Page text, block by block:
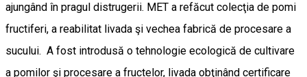
ajungând în pragul distrugerii. MET a refăcut colecţia de pomi
fructiferi, a reabilitat livada şi vechea fabrică de procesare a
sucului. A fost introdusă o tehnologie ecologică de cultivare
a pomilor şi procesare a fructelor, livada obţinând certificare